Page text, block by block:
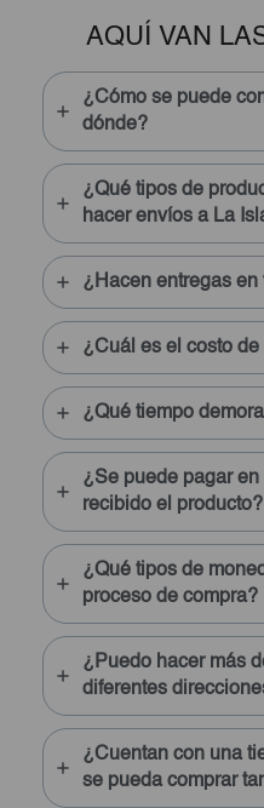
profesional. Espero
Envió
AQUÍ VAN
¿Cómo se puede
dónde?
¿Qué tipos de
hacer envíos a La
¿Hacen entregas en
¿Cuál es el costo
¿Qué tiempo
¿Se puede pagar
recibido el producto?
¿Qué tipos de
proceso de compra?
¿Puedo hacer más
diferentes
¿Cuentan con una
se pueda comprar